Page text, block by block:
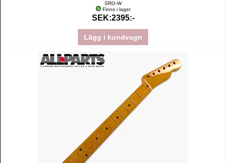
SRO-W
Finns i lager
SEK:2395:-
Lägg i kundvagn